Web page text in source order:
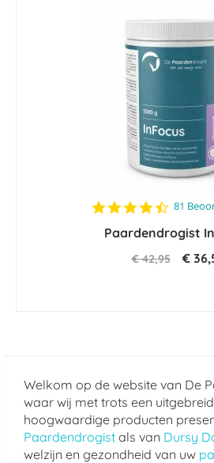
4.4
rating
81
Paardendrogist
€ 42,95 €
Welkom op de website van De
waar wij met trots een
hoogwaardige producten
Paardendrogist als van Dursy
welzijn en gezondheid van uw